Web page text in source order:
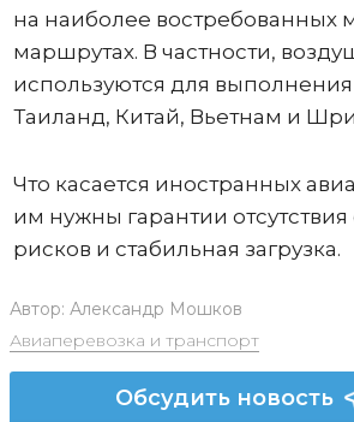
на наиболее востребованных
маршрутах. В частности,
используются для
Таиланд, Китай, Вьетнам и
Что касается иностранных
им нужны гарантии
рисков и стабильная загрузка.
Автор: Александр Мошков
Авиаперевозка и транспорт
Обсудить новость